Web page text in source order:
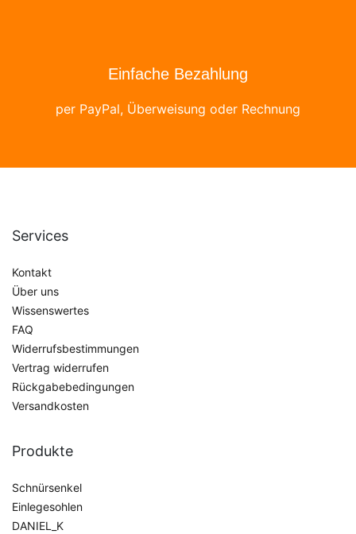
Einfache Bezahlung
per PayPal, Überweisung oder Rechnung
Services
Kontakt
Über uns
Wissenswertes
FAQ
Widerrufsbestimmungen
Vertrag widerrufen
Rückgabebedingungen
Versandkosten
Produkte
Schnürsenkel
Einlegesohlen
DANIEL_K